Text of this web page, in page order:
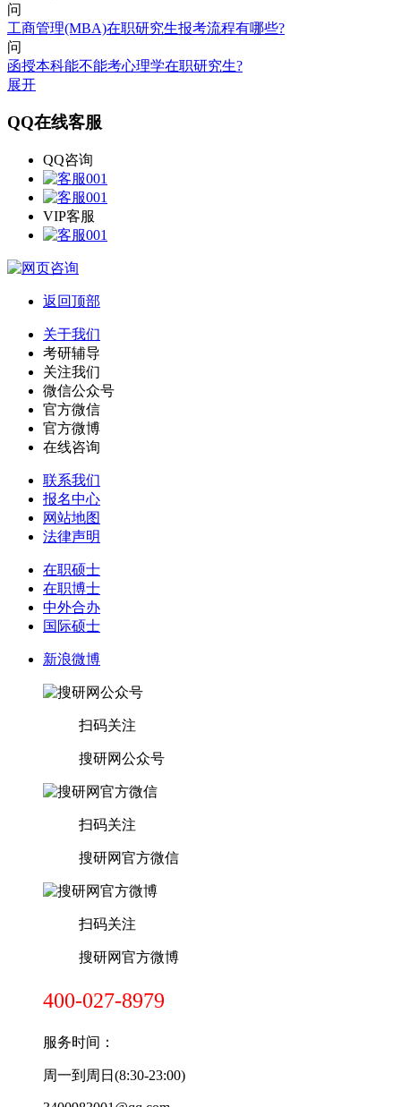
问
工商管理(MBA)在职研究生报考流程有哪些?
问
函授本科能不能考心理学在职研究生?
展开
QQ在线客服
QQ咨询
VIP客服
返回顶部
关于我们
考研辅导
关注我们
微信公众号
官方微信
官方微博
在线咨询
联系我们
报名中心
网站地图
法律声明
在职硕士
在职博士
中外合办
国际硕士
新浪微博
扫码关注
搜研网公众号
扫码关注
搜研网官方微信
扫码关注
搜研网官方微博
400-027-8979
服务时间：
周一到周日(8:30-23:00)